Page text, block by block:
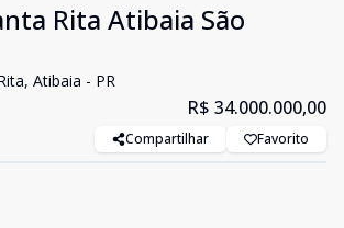
Rita Atibaia São
Atibaia - PR
R$ 34.000.000,00
Compartilhar Favorito